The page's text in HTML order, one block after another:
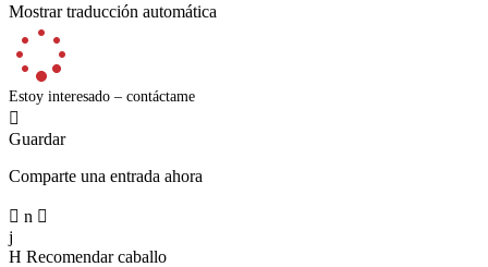
Mostrar traducción automática
Estoy interesado – contáctame

Guardar
Comparte una entrada ahora
 n 
j
H Recomendar caballo